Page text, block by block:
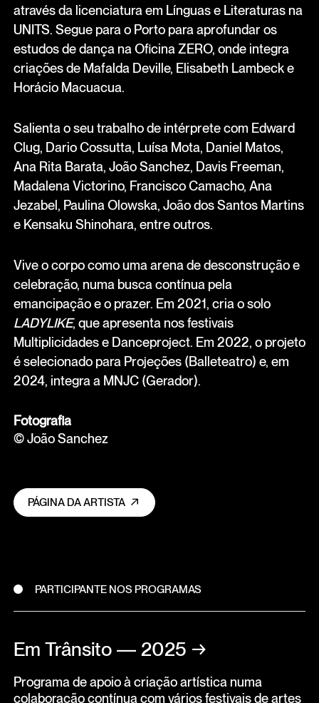
através da licenciatura em Línguas e Literaturas na
UNITS. Segue para o Porto para aprofundar os
estudos de dança na Oficina ZERO, onde integra
criações de Mafalda Deville, Elisabeth Lambeck e
Horácio Macuacua.
Salienta o seu trabalho de intérprete com Edward
Clug, Dario Cossutta, Luísa Mota, Daniel Matos,
Ana Rita Barata, João Sanchez, Davis Freeman,
Madalena Victorino, Francisco Camacho, Ana
Jezabel, Paulina Olowska, João dos Santos Martins
e Kensaku Shinohara, entre outros.
Vive o corpo como uma arena de desconstrução e
celebração, numa busca contínua pela
emancipação e o prazer. Em 2021, cria o solo
LADYLIKE, que apresenta nos festivais
Multiplicidades e Danceproject. Em 2022, o projeto
é selecionado para Projeções (Balleteatro) e, em
2024, integra a MNJC (Gerador).
Fotografia
© João Sanchez
PÁGINA DA ARTISTA
PARTICIPANTE NOS PROGRAMAS
Em Trânsito — 2025 →
Programa de apoio à criação artística numa
colaboração contínua com vários festivais de artes